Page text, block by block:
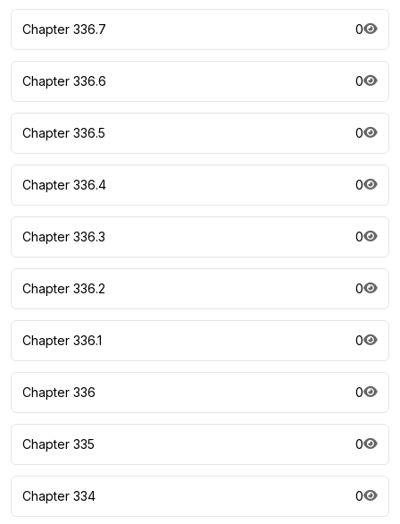
Chapter 336.7 0
Chapter 336.6 0
Chapter 336.5 0
Chapter 336.4 0
Chapter 336.3 0
Chapter 336.2 0
Chapter 336.1 0
Chapter 336 0
Chapter 335 0
Chapter 334 0